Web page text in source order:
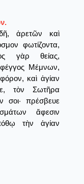
ἀρετῶν καὶ
φωτίζοντα,
γὰρ θείας,
Μέμνων,
καὶ ἁγίαν
τὸν Σωτῆρα
σοι· πρέσβευε
ἄφεσιν
τὴν ἁγίαν